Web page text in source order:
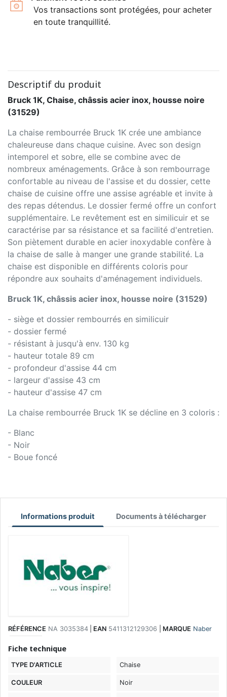
Vos transactions sont protégées, pour acheter
en toute tranquillité.
Descriptif du produit
Bruck 1K, Chaise, châssis acier inox, housse noire
(31529)
La chaise rembourrée Bruck 1K crée une ambiance
chaleureuse dans chaque cuisine. Avec son design
intemporel et sobre, elle se combine avec de
nombreux aménagements. Grâce à son rembourrage
confortable au niveau de l'assise et du dossier, cette
chaise de cuisine offre une assise agréable et invite à
des repas détendus. Le dossier fermé offre un confort
supplémentaire. Le revêtement est en similicuir et se
caractérise par sa résistance et sa facilité d'entretien.
Son piètement durable en acier inoxydable confère à
la chaise de salle à manger une grande stabilité. La
chaise est disponible en différents coloris pour
répondre aux souhaits d'aménagement individuels.
Bruck 1K, châssis acier inox, housse noire (31529)
- siège et dossier rembourrés en similicuir
- dossier fermé
- résistant à jusqu'à env. 130 kg
- hauteur totale 89 cm
- profondeur d'assise 44 cm
- largeur d'assise 43 cm
- hauteur d'assise 47 cm
La chaise rembourrée Bruck 1K se décline en 3 coloris :
- Blanc
- Noir
- Boue foncé
Informations produit Documents à télécharger
RÉFÉRENCE NA 3035384 EAN 5411312129306 MARQUE Naber
Fiche technique
TYPE D'ARTICLE Chaise
COULEUR Noir